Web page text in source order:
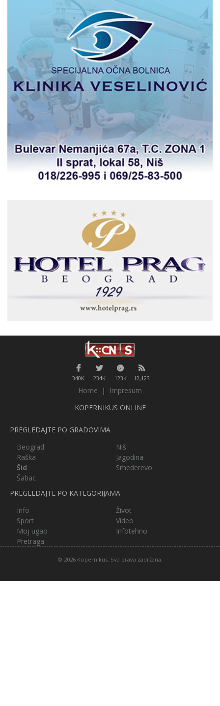
340K 234K 123K 12,123
Home |
Impresum
KOPERNIKUS ONLINE
PREGLEDAJTE PO GRADOVIMA
Beograd
Niš
Raška
Jagodina
Šid
Smederevo
Šabac
PREGLEDAJTE PO KATEGORIJAMA
Info
Život
Sport
Video
Moj ugao
Infotehno
Pretraga
© 2026 Kopernikus. Sva prava zadržana.